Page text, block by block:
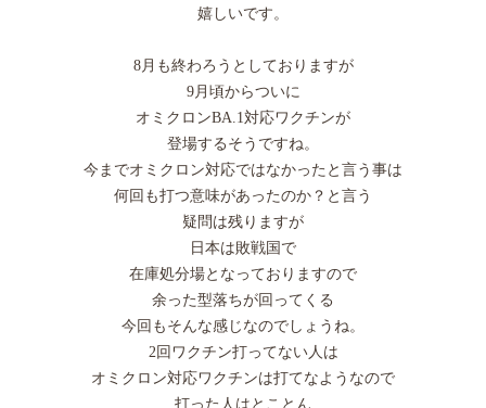
嬉しいです。
8月も終わろうとしておりますが
9月頃からついに
オミクロンBA.1対応ワクチンが
登場するそうですね。
今までオミクロン対応ではなかったと言う事は
何回も打つ意味があったのか？と言う
疑問は残りますが
日本は敗戦国で
在庫処分場となっておりますので
余った型落ちが回ってくる
今回もそんな感じなのでしょうね。
2回ワクチン打ってない人は
オミクロン対応ワクチンは打てなようなので
打った人はとことん